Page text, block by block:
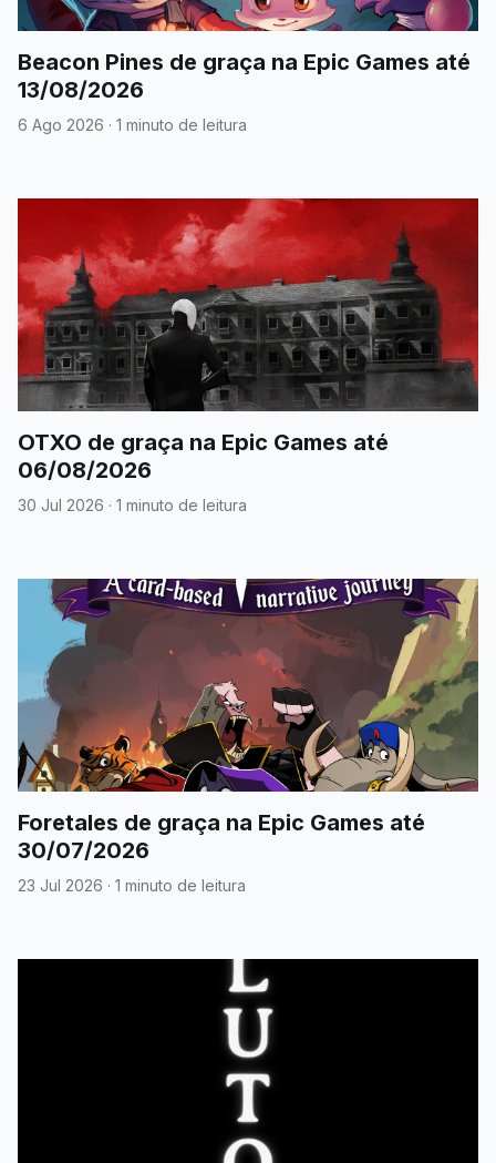
Beacon Pines de graça na Epic Games até
13/08/2026
6 Ago 2026 · 1 minuto de leitura
OTXO de graça na Epic Games até
06/08/2026
30 Jul 2026 · 1 minuto de leitura
Foretales de graça na Epic Games até
30/07/2026
23 Jul 2026 · 1 minuto de leitura